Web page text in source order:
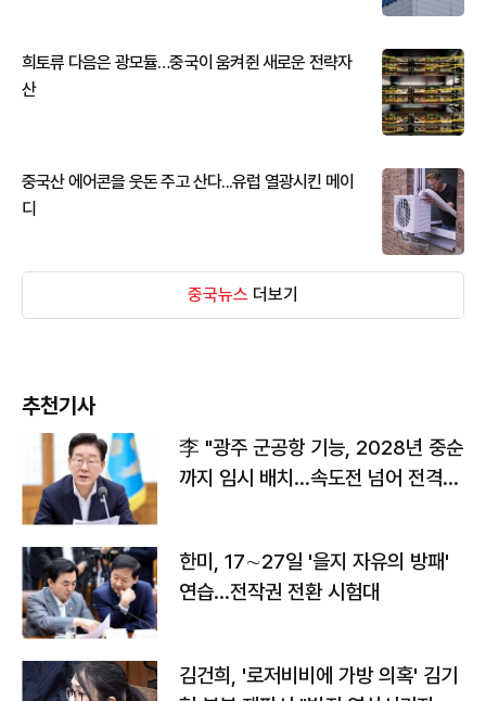
희토류 다음은 광모듈…중국이 움켜쥔 새로운 전략자
산
중국산 에어콘을 웃돈 주고 산다...유럽 열광시킨 메이
디
중국뉴스 더보기
추천기사
李 "광주 군공항 기능, 2028년 중순
까지 임시 배치…속도전 넘어 전격
한미, 17∼27일 '을지 자유의 방패'
연습…전작권 전환 시험대
김건희, '로저비비에 가방 의혹' 김기